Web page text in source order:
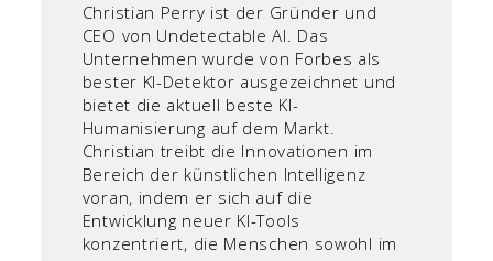
Christian Perry ist der Gründer und
CEO von Undetectable AI. Das
Unternehmen wurde von Forbes als
bester KI-Detektor ausgezeichnet und
bietet die aktuell beste KI-
Humanisierung auf dem Markt.
Christian treibt die Innovationen im
Bereich der künstlichen Intelligenz
voran, indem er sich auf die
Entwicklung neuer KI-Tools
konzentriert, die Menschen sowohl im